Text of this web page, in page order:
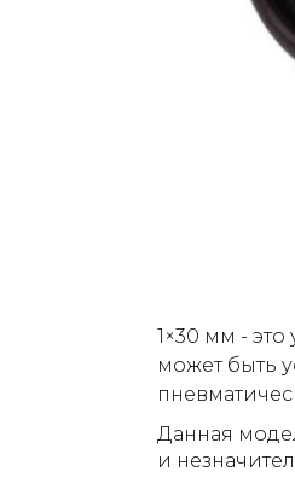
1×30 мм -
может быть
Данная
и